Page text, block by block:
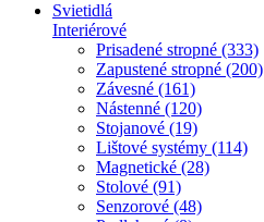
Svietidlá
Interiérové
Prisadené stropné (333)
Zapustené stropné (200)
Závesné (161)
Nástenné (120)
Stojanové (19)
Lištové systémy (114)
Magnetické (28)
Stolové (91)
Senzorové (48)